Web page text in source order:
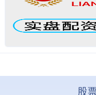
股